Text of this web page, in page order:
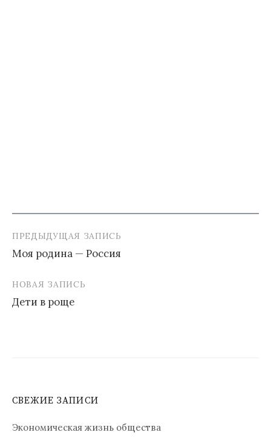
Навигация
по
записям
ПРЕДЫДУЩАЯ ЗАПИСЬ
Моя родина — Россия
НОВАЯ ЗАПИСЬ
Дети в роще
СВЕЖИЕ ЗАПИСИ
Экономическая жизнь общества